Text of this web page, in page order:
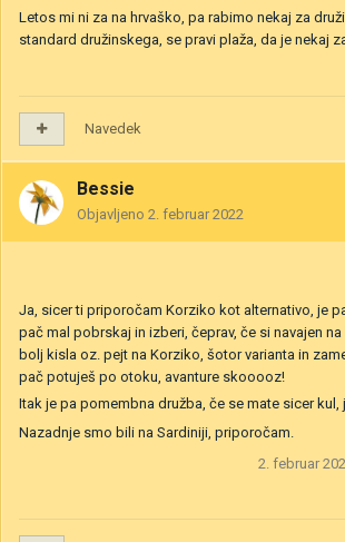
Letos mi ni za na hrvaško, pa rabimo nekaj za
standard družinskega, se pravi plaža, da je nekaj
Navedek
Bessie
Objavljeno 2. februar 2022
Ja, sicer ti priporočam Korziko kot alternativo, je
pač mal pobrskaj in izberi, čeprav, če si navajen
bolj kisla oz. pejt na Korziko, šotor varianta in
pač potuješ po otoku, avanture skooooz!
Itak je pa pomembna družba, če se mate sicer kul,
Nazadnje smo bili na Sardiniji, priporočam.
2. februar